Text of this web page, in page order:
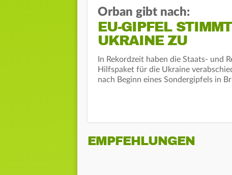
Orban gibt nach:
EU-GIPFEL
UKRAINE ZU
In Rekordzeit haben die Staats- und
Hilfspaket für die Ukraine
nach Beginn eines Sondergipfels in
EMPFEHLUNGEN